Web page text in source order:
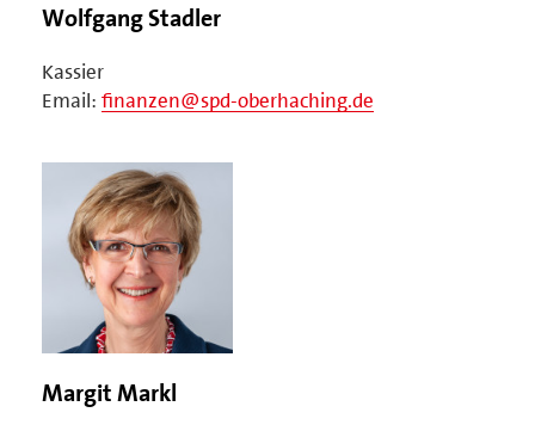
Wolfgang Stadler
Kassier
Email: finanzen@spd-oberhaching.de
Margit Markl